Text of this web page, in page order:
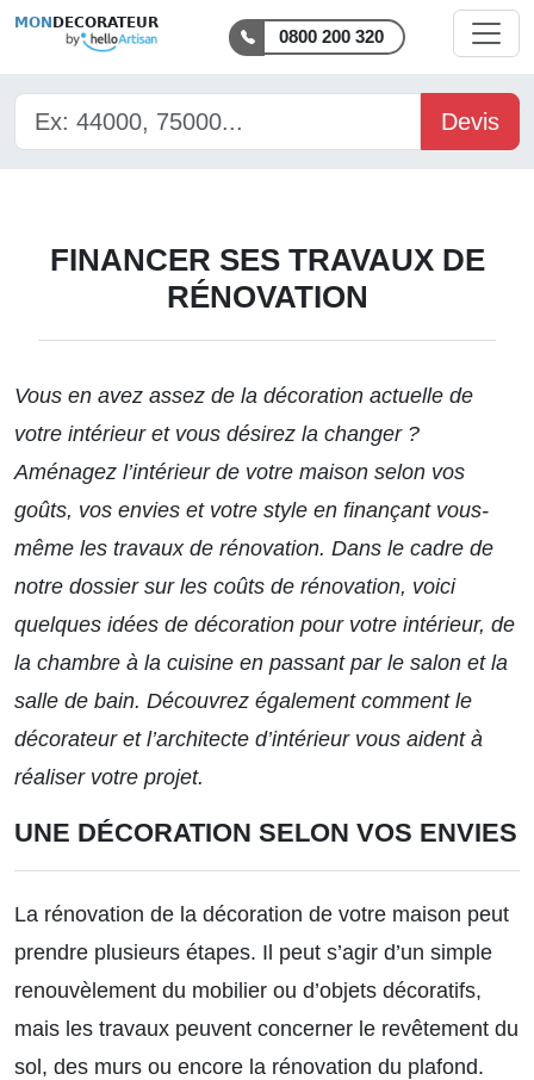
MON DECORATEUR
0800 200 320
Devis
FINANCER SES TRAVAUX DE
RÉNOVATION
Vous en avez assez de la décoration actuelle de
votre intérieur et vous désirez la changer ?
Aménagez l’intérieur de votre maison selon vos
goûts, vos envies et votre style en finançant vous-
même les travaux de rénovation. Dans le cadre de
notre dossier sur les coûts de rénovation, voici
quelques idées de décoration pour votre intérieur, de
la chambre à la cuisine en passant par le salon et la
salle de bain. Découvrez également comment le
décorateur et l’architecte d’intérieur vous aident à
réaliser votre projet.
UNE DÉCORATION SELON VOS ENVIES
La rénovation de la décoration de votre maison peut
prendre plusieurs étapes. Il peut s’agir d’un simple
renouvèlement du mobilier ou d’objets décoratifs,
mais les travaux peuvent concerner le revêtement du
sol, des murs ou encore la rénovation du plafond.